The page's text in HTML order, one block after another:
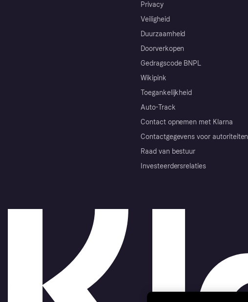
Privacy
Veiligheid
Duurzaamheid
Doorverkopen
Gedragscode BNPL
Wikipink
Toegankelijkheid
Auto-Track
Contact opnemen met Klarna
Contactgegevens voor autoriteiten
Raad van bestuur
Investeerdersrelaties